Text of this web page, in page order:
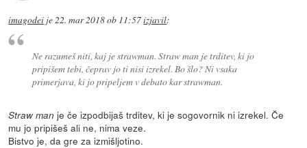
imagodei je22. mar 2018 ob 11:57izjavil:
Ne razumeš niti, kaj je strawman. Straw man je trditev, ki jo
pripišem tebi, čeprav jo ti nisi izrekel. Bo šlo? Ni vsaka
primerjava, ki jo pripeljem v debato kar strawman.
Straw man je če izpodbijaš trditev, ki je sogovornik ni izrekel. Če
mu jo pripišeš ali ne, nima veze.
Bistvo je, da gre za izmišljotino.